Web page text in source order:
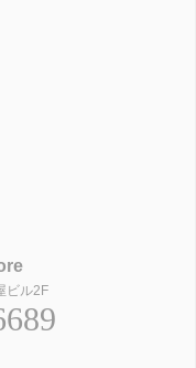
ビル2F